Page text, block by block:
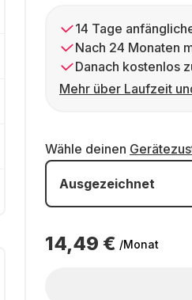
14 Tage
Nach 24 Monaten
Danach kostenlos
Mehr über Laufzeit
Wähle deinen
Ausgezeichnet
14,49 € /Monat